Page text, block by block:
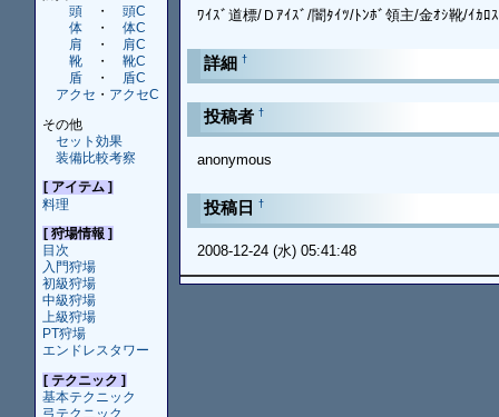
頭
・
頭C
体
・
体C
肩
・
肩C
靴
・
靴C
盾
・
盾C
アクセ ・ アクセC
その他
セット効果
装備比較考察
[ アイテム ]
料理
[ 狩場情報 ]
目次
入門狩場
初級狩場
中級狩場
上級狩場
PT狩場
エンドレスタワー
[ テクニック ]
基本テクニック
弓テクニック
ﾜｲｽﾞ道標/Ｄｱｲｽﾞ/闇ﾀｲﾂ/ﾄﾝﾎﾞ領主/金ｵｼ靴/ｲｶﾛ
詳細 †
投稿者 †
anonymous
投稿日 †
2008-12-24 (水) 05:41:48